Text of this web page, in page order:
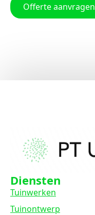
Offerte aanvragen
Diensten
Tuinwerken
Tuinontwerp